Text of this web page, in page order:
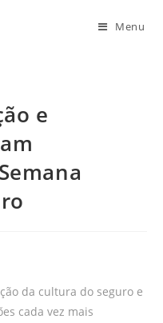
Menu
e
da cultura do seguro e
cada vez mais